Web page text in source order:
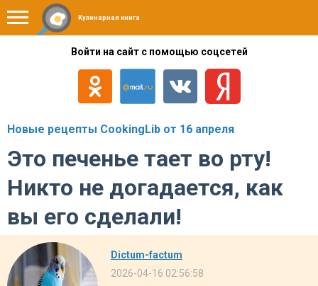
Кулинарная книга
Войти на сайт с помощью соцсетей
Новые рецепты CookingLib от 16 апреля
Это печенье тает во рту!
Никто не догадается, как
вы его сделали!
Dictum-factum
2026-04-16 02:56:58